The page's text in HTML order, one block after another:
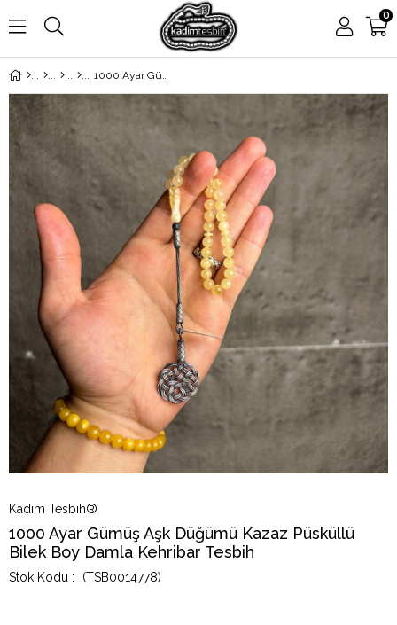
0
1000 Ayar Gümüş Aşk Düğümü Kazaz Püsküllü Bilek Boy Damla Kehribar Tesbih
Kadim Tesbih®
1000 Ayar Gümüş Aşk Düğümü Kazaz Püsküllü
Bilek Boy Damla Kehribar Tesbih
(TSB0014778)